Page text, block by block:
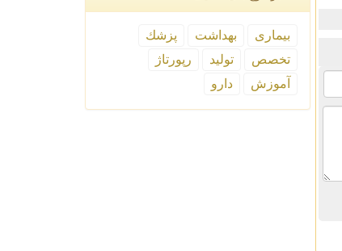
بیماری بهداشت
پزشك
تخصص
تولید
رپورتاژ
آموزش
دارو